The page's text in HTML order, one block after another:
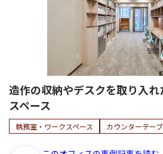
造作の収納やデスクを取り入
スペース
執務室・ワークスペース カウンターテー